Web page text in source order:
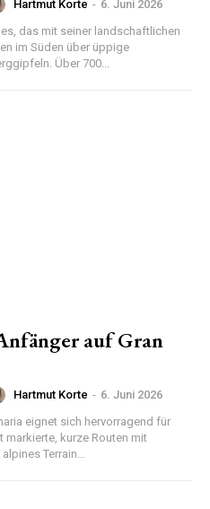
Hartmut Korte - 6. Juni 2026
das mit seiner landschaftlichen
im Süden über üppige
Über 700...
auf Gran
Hartmut Korte - 6. Juni 2026
eignet sich hervorragend für
markierte, kurze Routen mit
Terrain...